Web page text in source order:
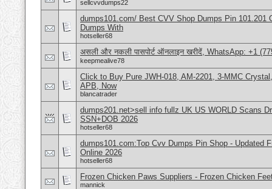
sellcvvdumps22
dumps101.com/ Best CVV Shop Dumps Pin 101.201
Dumps With
hotseller68
असली और नकली पासपोर्ट ऑनलाइन खरीदें, WhatsApp: +1
keepmealive78
Click to Buy Pure JWH-018, AM-2201, 3-MMC
APB, Now
blancatrader
dumps201.net>sell info fullz UK US WORLD Scans
SSN+DOB 2026
hotseller68
dumps101.com:Top Cvv Dumps Pin Shop - Updated
Online 2026
hotseller68
Frozen Chicken Paws Suppliers - Frozen Chicken
mannick